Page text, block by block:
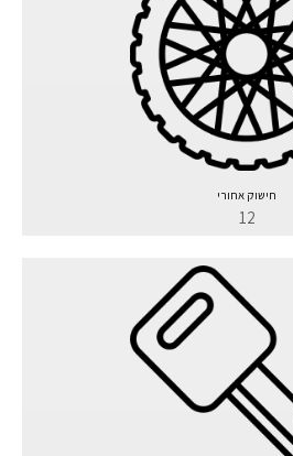
חישוק אחורי
12